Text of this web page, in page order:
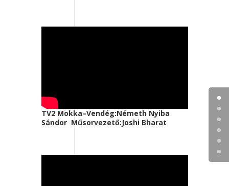
TV2 Mokka–Vendég:Németh Nyiba
Sándor Műsorvezető:Joshi Bharat